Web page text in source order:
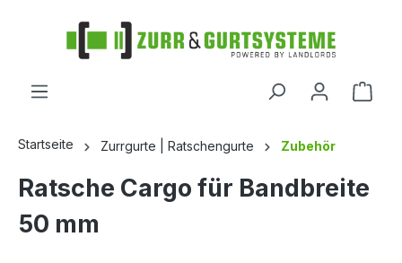
springen
Startseite Zurrgurte | Ratschengurte Zubehör
Ratsche Cargo für Bandbreite
50 mm